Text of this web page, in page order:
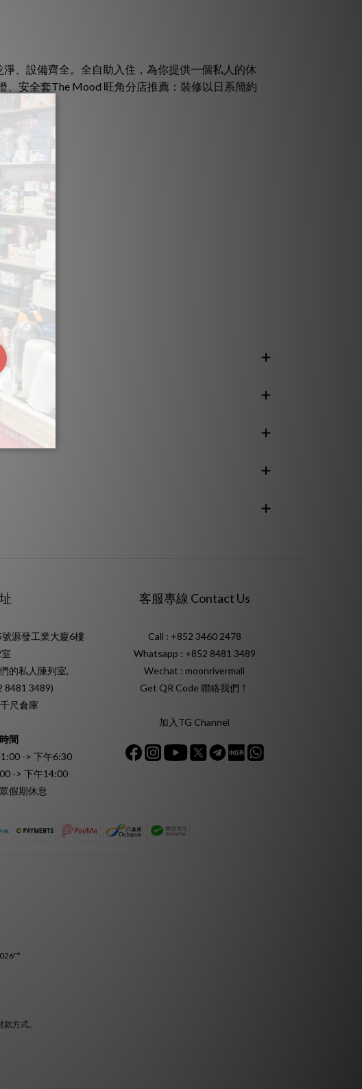
、設備齊全。全自助入住，為你提供一個私人的休
安全套The Mood 旺角分店推薦：裝修以日系簡約
店爆房
室
源發工業大廈6樓
的私人陳列室,
8481 3489)
尺倉庫
間
-> 下午6:30
-> 下午14:00
假期休息
客服專線 Contact Us
Call : +852 3460 2478
Whatsapp : +852 8481 3489
Wechat : moonrivermall
Get QR Code 聯絡我們！
加入TG Channel
方式。